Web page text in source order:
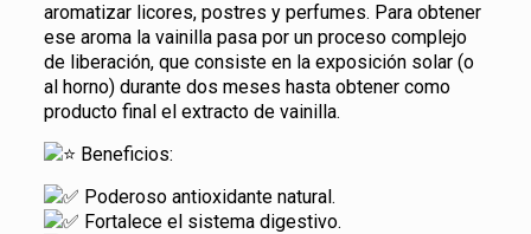
aromatizar licores, postres y perfumes. Para obtener
ese aroma la vainilla pasa por un proceso complejo
de liberación, que consiste en la exposición solar (o
al horno) durante dos meses hasta obtener como
producto final el extracto de vainilla.
Beneficios:
Poderoso antioxidante natural.
Fortalece el sistema digestivo.